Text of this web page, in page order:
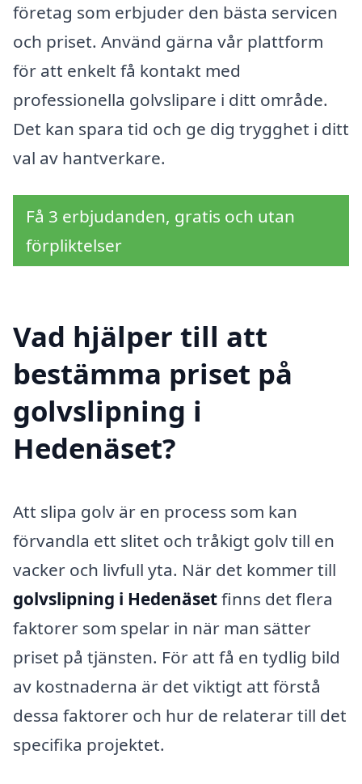
företag som erbjuder den bästa servicen
och priset. Använd gärna vår plattform
för att enkelt få kontakt med
professionella golvslipare i ditt område.
Det kan spara tid och ge dig trygghet i ditt
val av hantverkare.
Få 3 erbjudanden, gratis och utan
förpliktelser
Vad hjälper till att
bestämma priset på
golvslipning i
Hedenäset?
Att slipa golv är en process som kan
förvandla ett slitet och tråkigt golv till en
vacker och livfull yta. När det kommer till
golvslipning i Hedenäsetfinns det flera
faktorer som spelar in när man sätter
priset på tjänsten. För att få en tydlig bild
av kostnaderna är det viktigt att förstå
dessa faktorer och hur de relaterar till det
specifika projektet.